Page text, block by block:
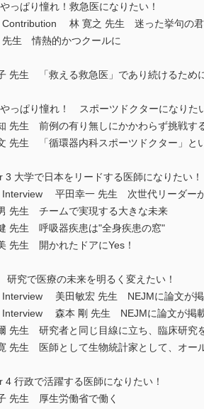
っぱり憧れ！救急医になりたい！
Contribution 林 寛之 先生 迷った挙句の君
先生 情熱的かつクールに
先生 「救える救急医」であり続けるため
っぱり憧れ！ スポーツドクターになりた
先生 前例の有り無しにかかわらず挑戦す
先生 「循環器内科スポーツドクター」と
3 大学で日本をリードする医師になりたい！
Interview 平田幸一 先生 次世代リーダー
先生 チームで実現する大きな未来
先生 呼吸器疾患は"全身疾患の窓"
先生 開かれたドアにYes！
究で医療の未来を明るく変えたい！
Interview 美田敏宏 先生 NEJMに論文が
Interview 森本 剛 先生 NEJMに論文が掲
先生 研究者と同じ目線に立ち、臨床研究
先生 医師として生物統計家として、オー
4 行政で活躍する医師になりたい！
先生 厚生労働省で働く